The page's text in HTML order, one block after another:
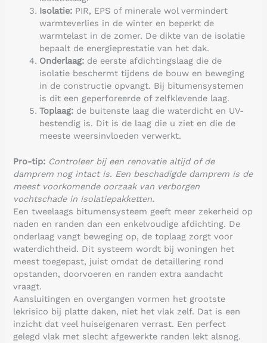
Isolatie: PIR, EPS of minerale wol vermindert
warmteverlies in de winter en beperkt de
warmtelast in de zomer. De dikte van de isolatie
bepaalt de energieprestatie van het dak.
Onderlaag: de eerste afdichtingslaag die de
isolatie beschermt tijdens de bouw en beweging
in de constructie opvangt. Bij bitumensystemen
is dit een geperforeerde of zelfklevende laag.
Toplaag: de buitenste laag die waterdicht en UV-
bestendig is. Dit is de laag die u ziet en die de
meeste weersinvloeden verwerkt.
Pro-tip: Controleer bij een renovatie altijd of de
damprem nog intact is. Een beschadigde damprem is de
meest voorkomende oorzaak van verborgen
vochtschade in isolatiepakketten.
Een tweelaags bitumensysteem geeft meer zekerheid op
naden en randen dan een enkelvoudige afdichting. De
onderlaag vangt beweging op, de toplaag zorgt voor
waterdichtheid. Dit systeem wordt bij woningen het
meest toegepast, juist omdat de detaillering rond
opstanden, doorvoeren en randen extra aandacht
vraagt.
Aansluitingen en overgangen vormen het grootste
lekrisico bij platte daken, niet het vlak zelf. Dat is een
inzicht dat veel huiseigenaren verrast. Een perfect
gelegd vlak met slecht afgewerkte randen lekt alsnog.